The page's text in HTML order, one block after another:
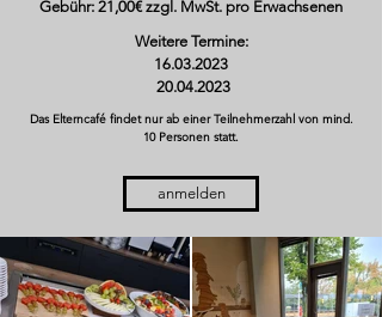
Gebühr: 21 ,00€ zzgl. MwSt. pro Erwachsenen
Weitere Termine:
16.03.2023
20.04.2023
Das Elterncafé findet nur ab einer Teilnehmerzahl von mind.
10 Personen statt.
anmelden